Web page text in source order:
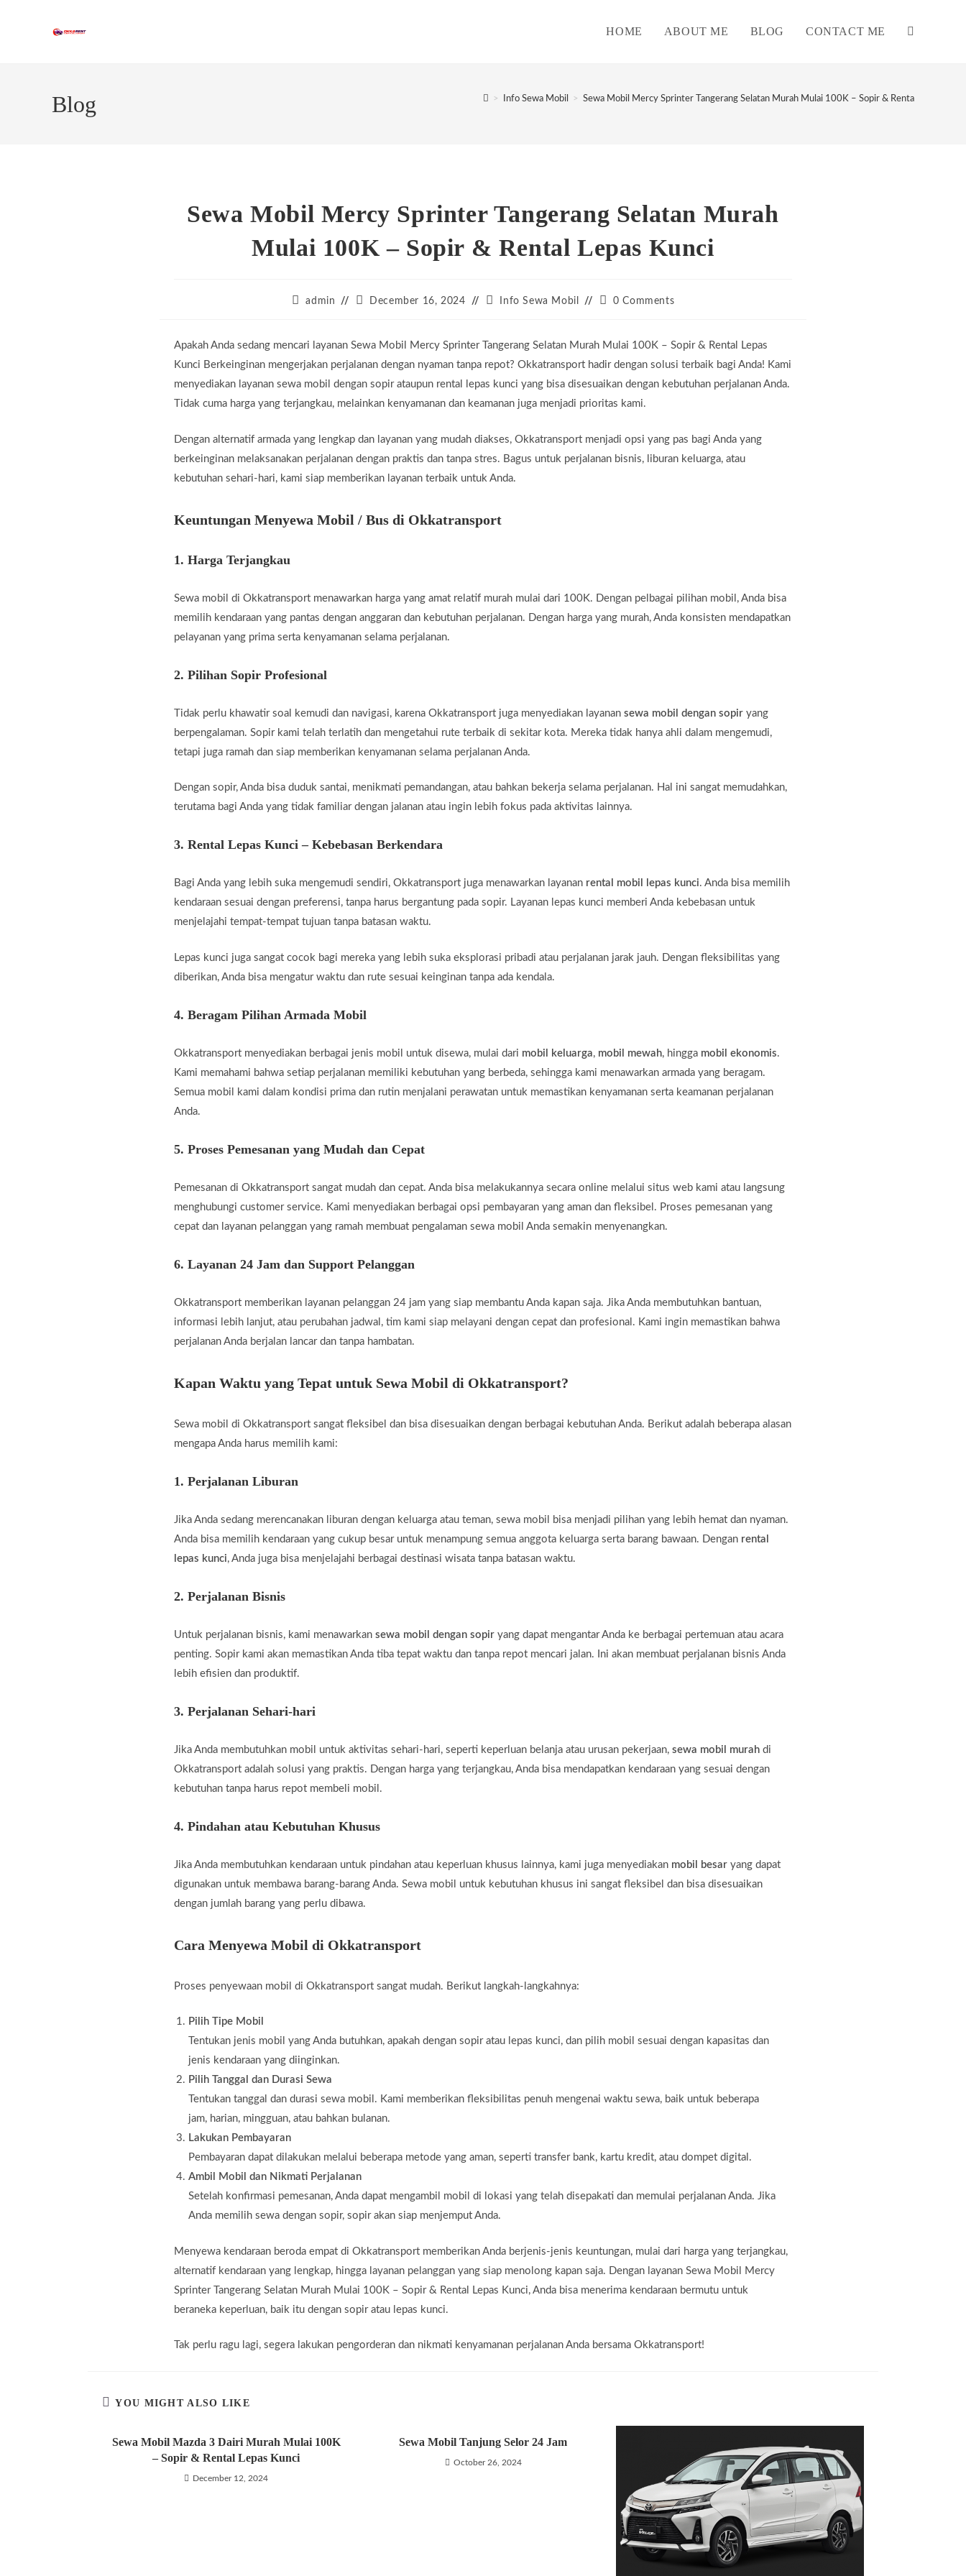
HOME ABOUT ME BLOG CONTACT ME
WEBSITE
Blog > Info Sewa Mobil > Sewa Mobil Mercy Sprinter Tangerang Selatan Murah Mulai 100K – Sopir & Rental Lepas
Sewa Mobil Mercy Sprinter Tangerang Selatan Murah
Mulai 100K – Sopir & Rental Lepas Kunci
Postadmin
PostDecember 16, 2024
PostInfo Sewa Mobil
Post0 Comments
Apakah Anda sedang mencari layanan Sewa Mobil Mercy Sprinter Tangerang Selatan Murah Mulai 100K – Sopir & Rental Lepas
Kunci Berkeinginan mengerjakan perjalanan dengan nyaman tanpa repot? Okkatransport hadir dengan solusi terbaik bagi Anda! Kami
menyediakan layanan sewa mobil dengan sopir ataupun rental lepas kunci yang bisa disesuaikan dengan kebutuhan perjalanan Anda.
Tidak cuma harga yang terjangkau, melainkan kenyamanan dan keamanan juga menjadi prioritas kami.
Dengan alternatif armada yang lengkap dan layanan yang mudah diakses, Okkatransport menjadi opsi yang pas bagi Anda yang
berkeinginan melaksanakan perjalanan dengan praktis dan tanpa stres. Bagus untuk perjalanan bisnis, liburan keluarga, atau
kebutuhan sehari-hari, kami siap memberikan layanan terbaik untuk Anda.
Keuntungan Menyewa Mobil / Bus di Okkatransport
1. Harga Terjangkau
Sewa mobil di Okkatransport menawarkan harga yang amat relatif murah mulai dari 100K. Dengan pelbagai pilihan mobil, Anda bisa
memilih kendaraan yang pantas dengan anggaran dan kebutuhan perjalanan. Dengan harga yang murah, Anda konsisten mendapatkan
pelayanan yang prima serta kenyamanan selama perjalanan.
2. Pilihan Sopir Profesional
Tidak perlu khawatir soal kemudi dan navigasi, karena Okkatransport juga menyediakan layanan sewa mobil dengan sopir yang
berpengalaman. Sopir kami telah terlatih dan mengetahui rute terbaik di sekitar kota. Mereka tidak hanya ahli dalam mengemudi,
tetapi juga ramah dan siap memberikan kenyamanan selama perjalanan Anda.
Dengan sopir, Anda bisa duduk santai, menikmati pemandangan, atau bahkan bekerja selama perjalanan. Hal ini sangat memudahkan,
terutama bagi Anda yang tidak familiar dengan jalanan atau ingin lebih fokus pada aktivitas lainnya.
3. Rental Lepas Kunci – Kebebasan Berkendara
Bagi Anda yang lebih suka mengemudi sendiri, Okkatransport juga menawarkan layanan rental mobil lepas kunci. Anda bisa memilih
kendaraan sesuai dengan preferensi, tanpa harus bergantung pada sopir. Layanan lepas kunci memberi Anda kebebasan untuk
menjelajahi tempat-tempat tujuan tanpa batasan waktu.
Lepas kunci juga sangat cocok bagi mereka yang lebih suka eksplorasi pribadi atau perjalanan jarak jauh. Dengan fleksibilitas yang
diberikan, Anda bisa mengatur waktu dan rute sesuai keinginan tanpa ada kendala.
4. Beragam Pilihan Armada Mobil
Okkatransport menyediakan berbagai jenis mobil untuk disewa, mulai dari mobil keluarga, mobil mewah, hingga mobil ekonomis.
Kami memahami bahwa setiap perjalanan memiliki kebutuhan yang berbeda, sehingga kami menawarkan armada yang beragam.
Semua mobil kami dalam kondisi prima dan rutin menjalani perawatan untuk memastikan kenyamanan serta keamanan perjalanan
Anda.
5. Proses Pemesanan yang Mudah dan Cepat
Pemesanan di Okkatransport sangat mudah dan cepat. Anda bisa melakukannya secara online melalui situs web kami atau langsung
menghubungi customer service. Kami menyediakan berbagai opsi pembayaran yang aman dan fleksibel. Proses pemesanan yang
cepat dan layanan pelanggan yang ramah membuat pengalaman sewa mobil Anda semakin menyenangkan.
6. Layanan 24 Jam dan Support Pelanggan
Okkatransport memberikan layanan pelanggan 24 jam yang siap membantu Anda kapan saja. Jika Anda membutuhkan bantuan,
informasi lebih lanjut, atau perubahan jadwal, tim kami siap melayani dengan cepat dan profesional. Kami ingin memastikan bahwa
perjalanan Anda berjalan lancar dan tanpa hambatan.
Kapan Waktu yang Tepat untuk Sewa Mobil di Okkatransport?
Sewa mobil di Okkatransport sangat fleksibel dan bisa disesuaikan dengan berbagai kebutuhan Anda. Berikut adalah beberapa alasan
mengapa Anda harus memilih kami:
1. Perjalanan Liburan
Jika Anda sedang merencanakan liburan dengan keluarga atau teman, sewa mobil bisa menjadi pilihan yang lebih hemat dan nyaman.
Anda bisa memilih kendaraan yang cukup besar untuk menampung semua anggota keluarga serta barang bawaan. Dengan rental
lepas kunci, Anda juga bisa menjelajahi berbagai destinasi wisata tanpa batasan waktu.
2. Perjalanan Bisnis
Untuk perjalanan bisnis, kami menawarkan sewa mobil dengan sopir yang dapat mengantar Anda ke berbagai pertemuan atau acara
penting. Sopir kami akan memastikan Anda tiba tepat waktu dan tanpa repot mencari jalan. Ini akan membuat perjalanan bisnis Anda
lebih efisien dan produktif.
3. Perjalanan Sehari-hari
Jika Anda membutuhkan mobil untuk aktivitas sehari-hari, seperti keperluan belanja atau urusan pekerjaan, sewa mobil murah di
Okkatransport adalah solusi yang praktis. Dengan harga yang terjangkau, Anda bisa mendapatkan kendaraan yang sesuai dengan
kebutuhan tanpa harus repot membeli mobil.
4. Pindahan atau Kebutuhan Khusus
Jika Anda membutuhkan kendaraan untuk pindahan atau keperluan khusus lainnya, kami juga menyediakan mobil besar yang dapat
digunakan untuk membawa barang-barang Anda. Sewa mobil untuk kebutuhan khusus ini sangat fleksibel dan bisa disesuaikan
dengan jumlah barang yang perlu dibawa.
Cara Menyewa Mobil di Okkatransport
Proses penyewaan mobil di Okkatransport sangat mudah. Berikut langkah-langkahnya:
Pilih Tipe Mobil
Tentukan jenis mobil yang Anda butuhkan, apakah dengan sopir atau lepas kunci, dan pilih mobil sesuai dengan kapasitas dan
jenis kendaraan yang diinginkan.
Pilih Tanggal dan Durasi Sewa
Tentukan tanggal dan durasi sewa mobil. Kami memberikan fleksibilitas penuh mengenai waktu sewa, baik untuk beberapa
jam, harian, mingguan, atau bahkan bulanan.
Lakukan Pembayaran
Pembayaran dapat dilakukan melalui beberapa metode yang aman, seperti transfer bank, kartu kredit, atau dompet digital.
Ambil Mobil dan Nikmati Perjalanan
Setelah konfirmasi pemesanan, Anda dapat mengambil mobil di lokasi yang telah disepakati dan memulai perjalanan Anda. Jika
Anda memilih sewa dengan sopir, sopir akan siap menjemput Anda.
Menyewa kendaraan beroda empat di Okkatransport memberikan Anda berjenis-jenis keuntungan, mulai dari harga yang terjangkau,
alternatif kendaraan yang lengkap, hingga layanan pelanggan yang siap menolong kapan saja. Dengan layanan Sewa Mobil Mercy
Sprinter Tangerang Selatan Murah Mulai 100K – Sopir & Rental Lepas Kunci, Anda bisa menerima kendaraan bermutu untuk
beraneka keperluan, baik itu dengan sopir atau lepas kunci.
Tak perlu ragu lagi, segera lakukan pengorderan dan nikmati kenyamanan perjalanan Anda bersama Okkatransport!
YOU MIGHT ALSO LIKE
Sewa Mobil Mazda 3 Dairi Murah Mulai 100K
– Sopir & Rental Lepas Kunci
December 12, 2024
Sewa Mobil Tanjung Selor 24 Jam
October 26, 2024